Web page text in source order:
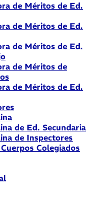
de Méritos de Ed.
de Méritos de Ed.
de Méritos de Ed.
de Méritos de
de Méritos de Ed.
de Ed. Secundaria
de Inspectores
Colegiados